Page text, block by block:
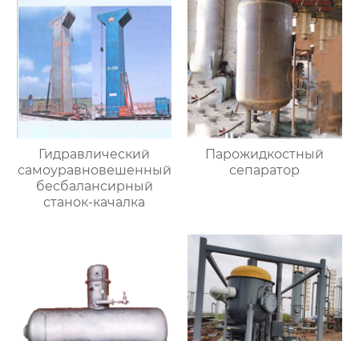
Гидравлический
самоуравновешенный
бесбалансирный
станок-качалка
Парожидкостный
сепаратор